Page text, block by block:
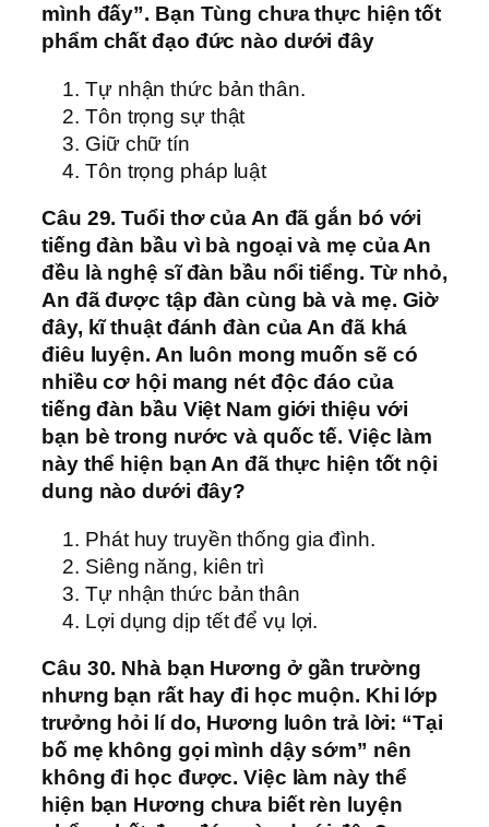
mình đấy”. Bạn Tùng chưa thực hiện tốt
phẩm chất đạo đức nào dưới đây
Tự nhận thức bản thân.
Tôn trọng sự thật
Giữ chữ tín
Tôn trọng pháp luật
Câu 29. Tuổi thơ của An đã gắn bó với
tiếng đàn bầu vì bà ngoại và mẹ của An
đều là nghệ sĩ đàn bầu nổi tiểng. Từ nhỏ,
An đã được tập đàn cùng bà và mẹ. Giờ
đây, kĩ thuật đánh đàn của An đã khá
điêu luyện. An luôn mong muốn sẽ có
nhiều cơ hội mang nét độc đáo của
tiếng đàn bầu Việt Nam giới thiệu với
bạn bè trong nước và quốc tế. Việc làm
này thể hiện bạn An đã thực hiện tốt nội
dung nào dưới đây?
Phát huy truyền thống gia đình.
Siêng năng, kiên trì
Tự nhận thức bản thân
Lợi dụng dịp tết để vụ lợi.
Câu 30. Nhà bạn Hương ở gần trường
nhưng bạn rất hay đi học muộn. Khi lớp
trưởng hỏi lí do, Hương luôn trả lời: “Tại
bố mẹ không gọi mình dậy sớm” nên
không đi học được. Việc làm này thể
hiện bạn Hương chưa biết rèn luyện